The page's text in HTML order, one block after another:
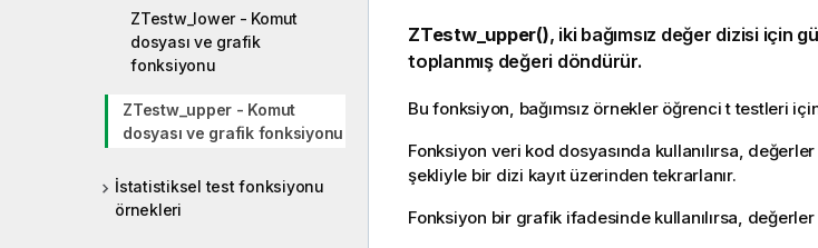
ZTestw_lower - Komut
dosyası ve grafik
fonksiyonu
ZTestw_upper - Komut
dosyası ve grafik fonksiyonu
İstatistiksel test fonksiyonu
örnekleri
ZTestw_upper(), iki bağımsız değer dizisi için
toplanmış değeri döndürür.
Bu fonksiyon, bağımsız örnekler öğrenci t testleri
Fonksiyon veri kod dosyasında kullanılırsa,
şekliyle bir dizi kayıt üzerinden tekrarlanır.
Fonksiyon bir grafik ifadesinde kullanılırsa,